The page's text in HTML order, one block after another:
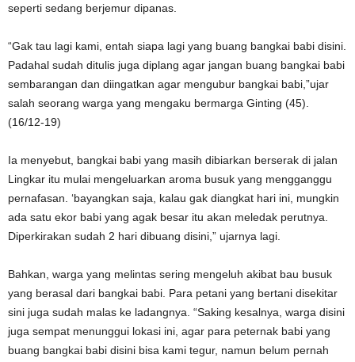
seperti sedang berjemur dipanas.
“Gak tau lagi kami, entah siapa lagi yang buang bangkai babi disini.
Padahal sudah ditulis juga diplang agar jangan buang bangkai babi
sembarangan dan diingatkan agar mengubur bangkai babi,”ujar
salah seorang warga yang mengaku bermarga Ginting (45).
(16/12-19)
Ia menyebut, bangkai babi yang masih dibiarkan berserak di jalan
Lingkar itu mulai mengeluarkan aroma busuk yang mengganggu
pernafasan. ‘bayangkan saja, kalau gak diangkat hari ini, mungkin
ada satu ekor babi yang agak besar itu akan meledak perutnya.
Diperkirakan sudah 2 hari dibuang disini,” ujarnya lagi.
Bahkan, warga yang melintas sering mengeluh akibat bau busuk
yang berasal dari bangkai babi. Para petani yang bertani disekitar
sini juga sudah malas ke ladangnya. “Saking kesalnya, warga disini
juga sempat menunggui lokasi ini, agar para peternak babi yang
buang bangkai babi disini bisa kami tegur, namun belum pernah